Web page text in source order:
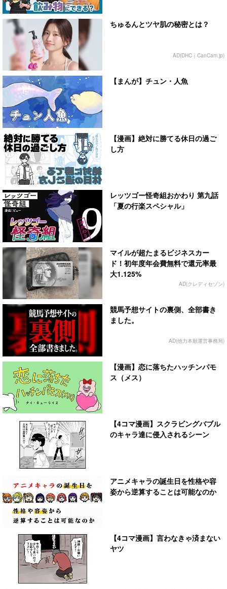
ちゅるんとツヤ肌の秘密とは？
AD(DHC｜CanCam.jp)
【まんが】チュン・人魚
【漫画】絶対に勝てる休日の過ご
し方
レッツゴー怪奇組おかわり 第九話
「夏の行楽スペシャル」
マイルが超たまるビジネスカー
ド！初年度年会費無料で還元率最
大1.125%
AD(クレディセゾン)
競馬予想サイトの裏側、全部書き
ました。
AD(他力本願運営事務局)
【漫画】恋に落ちたハッチンパモ
ス（メス）
【4コマ漫画】スクラビングバブル
のキャラ達に侵入されるシーン
アニメキャラの誕生日を性格や容
姿から逆算することは可能なのか
【4コマ漫画】言わなきゃ済まない
ヤツ